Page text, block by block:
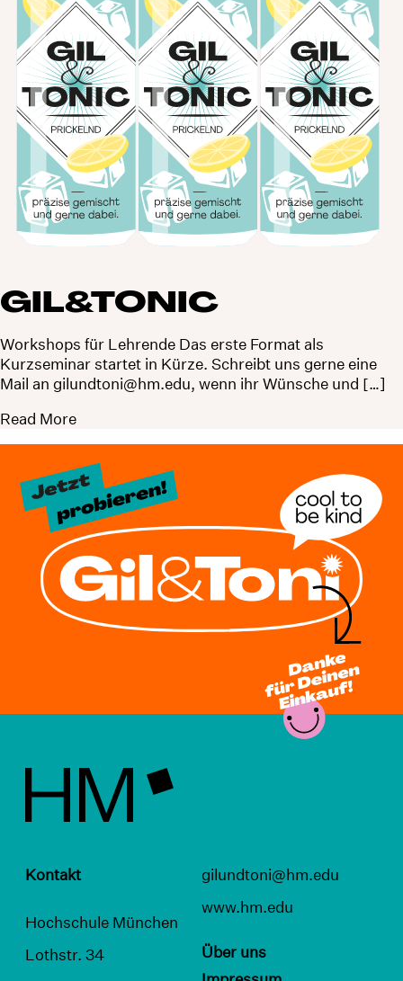
GIL&TONIC
Workshops für Lehrende Das erste Format als
Kurzseminar startet in Kürze. Schreibt uns gerne eine
Mail an gilundtoni@hm.edu, wenn ihr Wünsche und […]
Read More
Kontakt
Hochschule München
Lothstr. 34
gilundtoni@hm.edu
www.hm.edu
Über uns